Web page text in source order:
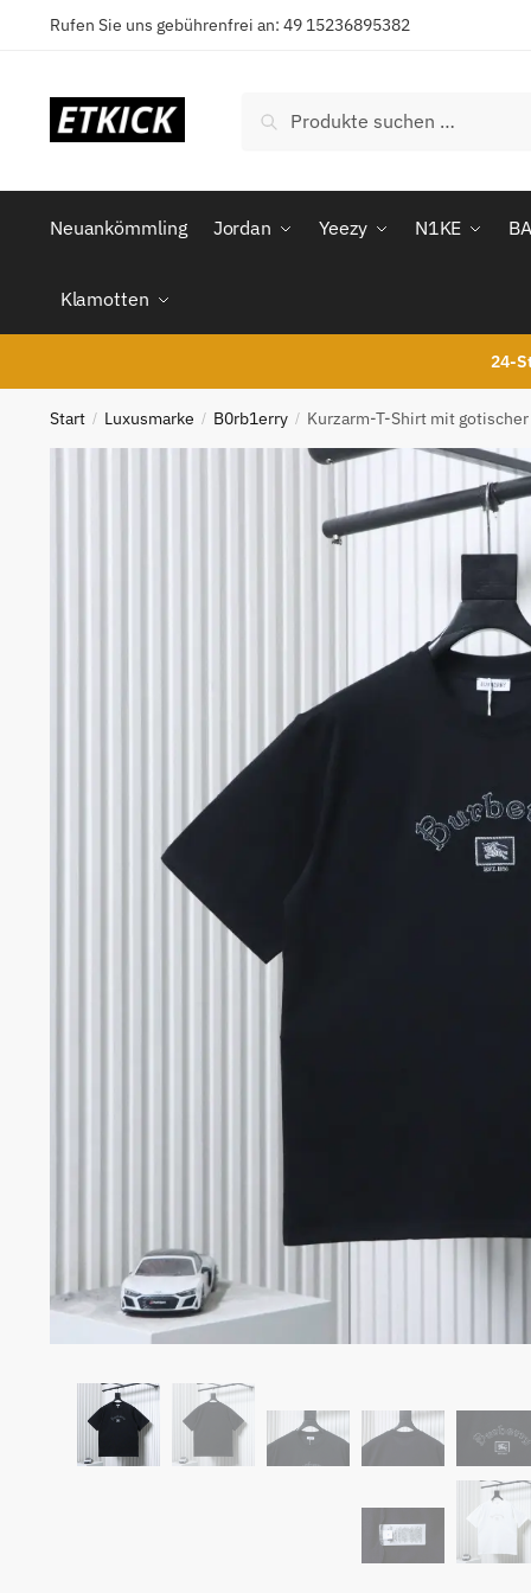
Rufen Sie uns gebührenfrei an: 49 15236895382
nach:
Suchen
Neuankömmling Jordan Yeezy N1KE
Klamotten
24-
Start / Luxusmarke / B0rb1erry / Kurzarm-T-Shirt mit